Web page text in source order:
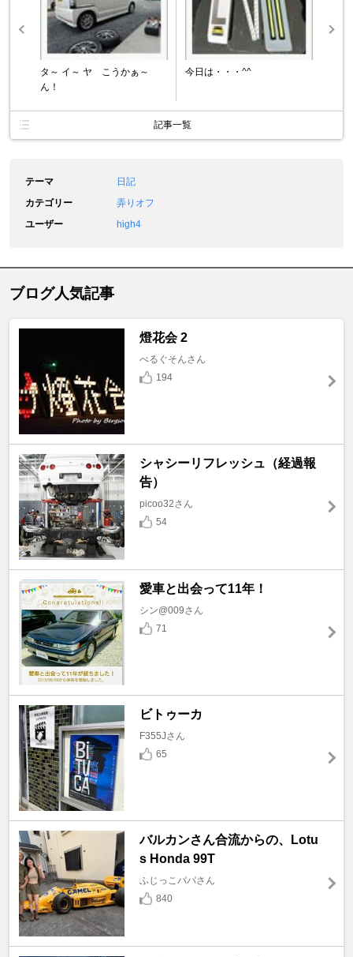
タ～ イ～ ヤ こうかぁ～
ん！
今日は・・・^^
記事一覧
テーマ
日記
カテゴリー
弄りオフ
ユーザー
high4
ブログ人気記事
燈花会 2
べるぐそんさん
194
シャシーリフレッシュ（経過報
告）
picoo32さん
54
愛車と出会って11年！
シン@009さん
71
ビトゥーカ
F355Jさん
65
バルカンさん合流からの、Lotu
s Honda 99T
ふじっこパパさん
840